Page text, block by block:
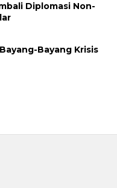
Diplomasi Non-
Bayang Krisis